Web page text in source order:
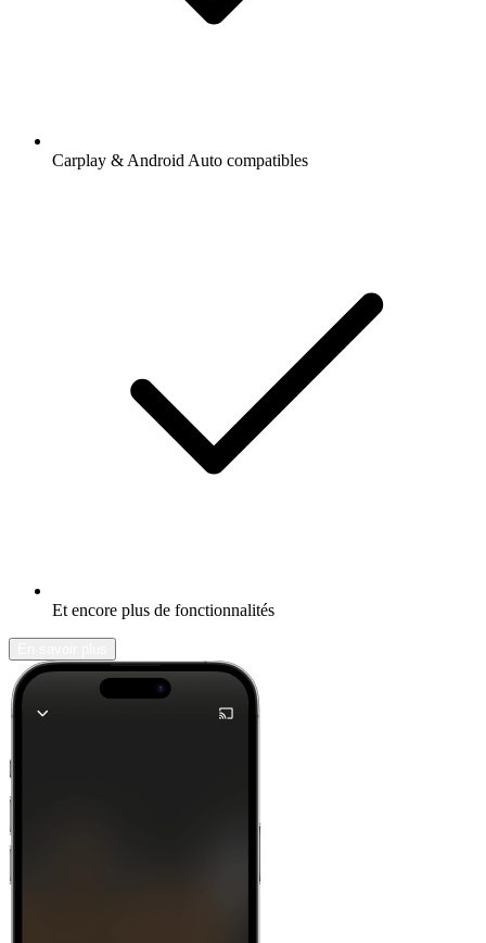
Carplay & Android Auto compatibles
Et encore plus de fonctionnalités